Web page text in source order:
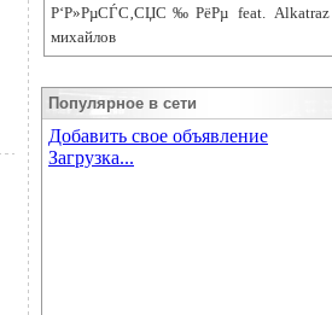
Р‘Р»РµСЃС‚СЏС‰РёРµ feat. Alkatraz
михайлов
Популярное в сети